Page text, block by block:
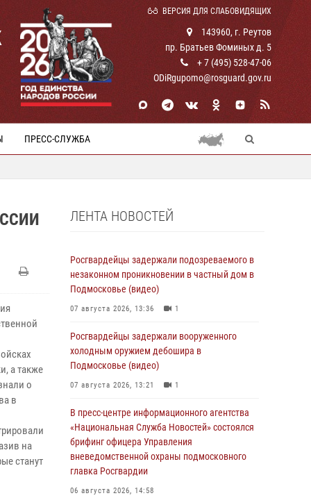
ВЕРСИЯ ДЛЯ СЛАБОВИДЯЩИХ
143960, г. Реутов
пр. Братьев Фоминых д. 5
+ 7 (495) 528-47-06
ODiRgupomo@rosguard.gov.ru
ПРЕСС-СЛУЖБА
а также
о
в
на
станут
ЛЕНТА НОВОСТЕЙ
Росгвардейцы задержали подозреваемого в
незаконном проникновении в частный дом в
Подмосковье (видео)
07 августа 2026, 13:36 1
Росгвардейцы задержали вооруженного
холодным оружием дебошира в
Подмосковье (видео)
07 августа 2026, 13:21 1
В пресс-центре информационного агентства
«Национальная Служба Новостей» состоялся
брифинг офицера Управления
вневедомственной охраны подмосковного
главка Росгвардии
06 августа 2026, 14:58